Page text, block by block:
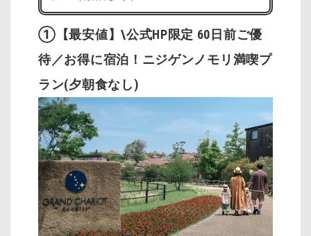
①【最安値】\公式HP限定 60日前ご優
待／お得に宿泊！ニジゲンノモリ満喫プ
ラン(夕朝食なし)